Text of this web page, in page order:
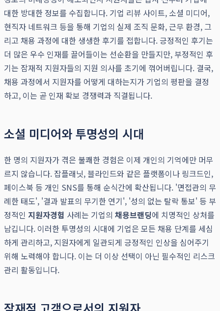
대한 방대한 정보를 수집합니다. 기업 리뷰 사이트, 소셜 미디어,
현직자 네트워크 등을 통해 기업의 실제 조직 문화, 근무 환경, 그
리고 채용 과정에 대한 생생한 후기를 접합니다. 긍정적인 후기는
더 많은 우수 인재를 끌어들이는 선순환을 만들지만, 부정적인 후
기는 잠재적 지원자들의 지원 의사를 초기에 꺾어버립니다. 결국,
채용 과정에서 지원자를 어떻게 대하는지가 기업의 평판을 결정
하고, 이는 곧 인재 확보 경쟁력과 직결됩니다.
소셜 미디어와 투명성의 시대
한 명의 지원자가 겪은 불쾌한 경험은 이제 개인의 기억에만 머무
르지 않습니다. 잡플래닛, 블라인드와 같은 플랫폼이나 링크드인,
페이스북 등 개인 SNS를 통해 순식간에 확산됩니다. '면접관의 무
례한 태도', '결과 발표의 무기한 연기', '성의 없는 탈락 통보' 등 부
정적인 지원자경험 사례는 기업의 채용브랜딩에 치명적인 상처를
남깁니다. 이러한 투명성의 시대에 기업은 모든 채용 단계를 세심
하게 관리하고, 지원자에게 일관되게 긍정적인 인상을 심어주기
위해 노력해야 합니다. 이는 더 이상 선택이 아닌 필수적인 리스크
관리 활동입니다.